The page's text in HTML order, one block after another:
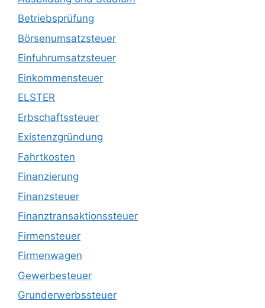
Betriebsprüfung
Börsenumsatzsteuer
Einfuhrumsatzsteuer
Einkommensteuer
ELSTER
Erbschaftssteuer
Existenzgründung
Fahrtkosten
Finanzierung
Finanzsteuer
Finanztransaktionssteuer
Firmensteuer
Firmenwagen
Gewerbesteuer
Grunderwerbssteuer